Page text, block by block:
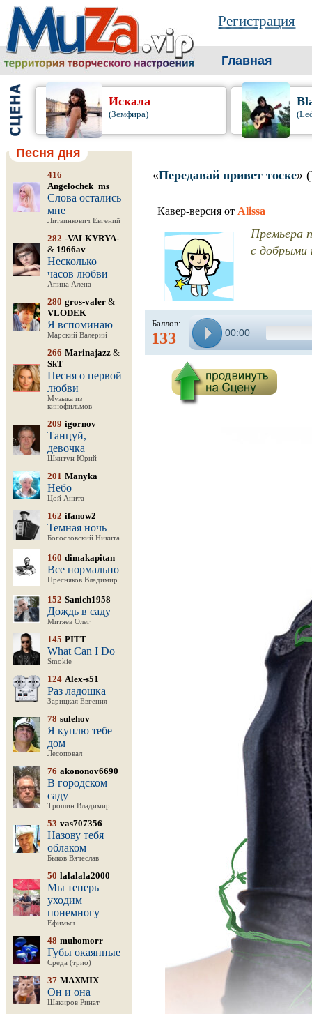
Регистрация
Главная
Искала
(Земфира)
Песня дня
416
Angelochek_ms
Слова остались
мне
Литвинкович Евгений
282 -VALKYRYA-
& 1966av
Несколько
часов любви
Апина Алена
280 gros-valer &
VLODEK
Я вспоминаю
Марский Валерий
266 Marinajazz &
SkT
Песня о первой
любви
Музыка из
кинофильмов
209 igornov
Танцуй,
девочка
Шкитун Юрий
201 Manyka
Небо
Цой Анита
162 ifanow2
Темная ночь
Богословский Никита
160 dimakapitan
Все нормально
Пресняков Владимир
152 Sanich1958
Дождь в саду
Митяев Олег
145 PITT
What Can I Do
Smokie
124 Alex-s51
Раз ладошка
Зарицкая Евгения
78 sulehov
Я куплю тебе
дом
Лесоповал
76 akononov6690
В городском
саду
Трошин Владимир
53 vas707356
Назову тебя
облаком
Быков Вячеслав
50 lalalala2000
Мы теперь
уходим
понемногу
Ефимыч
48 muhomorr
Губы окаянные
Среда (трио)
37 MAXMIX
Он и она
Шакиров Ринат
«Передавай привет тоске»
Кавер-версия от Alissa
Премьера
с добрыми
Баллов:
133 00:00